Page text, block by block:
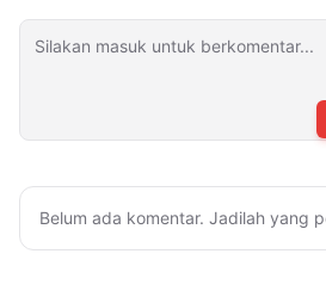
Belum ada komentar. Jadilah yang